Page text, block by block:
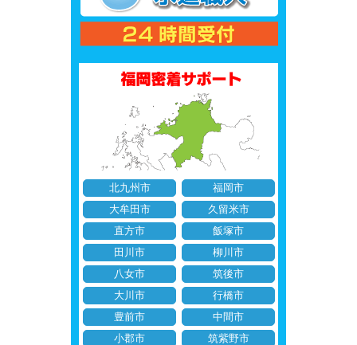
北九州市
福岡市
大牟田市
久留米市
直方市
飯塚市
田川市
柳川市
八女市
筑後市
大川市
行橋市
豊前市
中間市
小郡市
筑紫野市